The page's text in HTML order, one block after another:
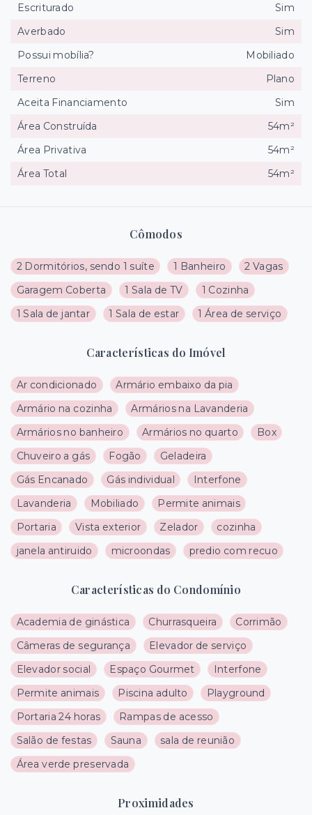
Cômodos
2 Dormitórios, sendo 1 suíte 1 Banheiro
2 Vagas
Garagem Coberta
1 Sala de TV
1 Cozinha
1 Sala de jantar
1 Sala de estar 1 Área de serviço
Características do Imóvel
Ar condicionado
Armário embaixo da pia
Armário na cozinha
Armários na Lavanderia
Armários no banheiro
Armários no quarto
Box
Chuveiro a gás
Fogão
Geladeira
Gás Encanado
Gás individual
Interfone
Lavanderia
Mobiliado
Permite animais
Portaria
Vista exterior Zelador
cozinha
janela antiruido
microondas predio com recuo
Características do Condomínio
Academia de ginástica Churrasqueira
Corrimão
Câmeras de segurança
Elevador de serviço
Elevador social
Espaço Gourmet
Interfone
Permite animais
Piscina adulto
Playground
Portaria 24 horas
Rampas de acesso
Salão de festas
Sauna
sala de reunião
Área verde preservada
Proximidades
Escriturado
Sim
Averbado
Sim
Possui mobília?
Mobiliado
Terreno
Plano
Aceita Financiamento
Sim
Área Construída
54m²
Área Privativa
54m²
Área Total
54m²